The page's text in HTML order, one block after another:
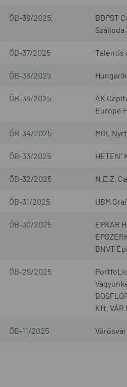
ÖB-38/2025.
BDPST
Szálloda
ÖB-37/2025 Talentis
ÖB-36/2025
ÖB-35/2025
AK
Europe
ÖB-34/2025 MOL
ÖB-33/2025
ÖB-32/2025 N.E.Z.
ÖB-31/2025 UBM
ÖB-30/2025
ÉPKAR
BNVT
ÖB-29/2025
Kft. VÁR
ÖB-11/2025